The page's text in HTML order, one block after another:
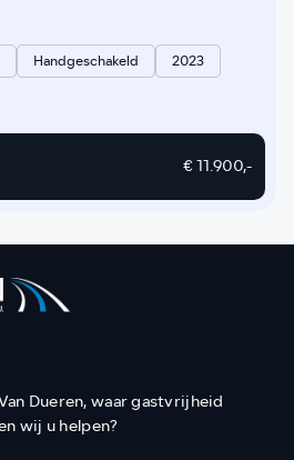
Handgeschakeld
2023
€ 11.900,-
Dueren, waar gastvrijheid
wij u helpen?